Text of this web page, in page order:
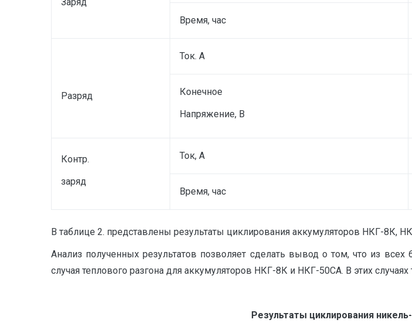
Время, час
Разряд
Ток. А
Конечное
Напряжение, В
Контр.
заряд
Ток, А
Время, час
В таблице 2. представлены результаты циклирования аккумуляторов НКГ-8К,
Анализ полученных результатов позволяет сделать вывод о том, что из
случая теплового разгона для аккумуляторов НКГ-8К и НКГ-50СА. В этих
Результаты циклирования